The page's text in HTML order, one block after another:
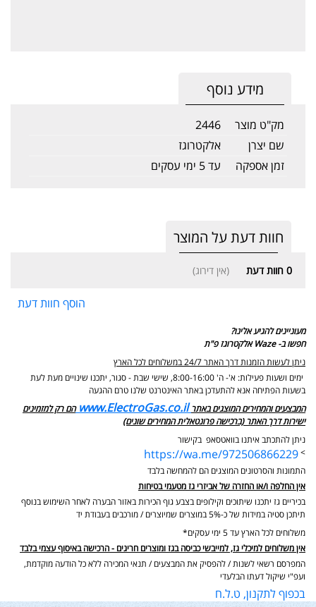
מידע נוסף
מק"ט מוצר
2446
שם יצרן
אלקטרוגז
זמן אספקה
עד 5 ימי עסקים
חוות דעת על המוצר
0 חוות דעת (אין דירוג)
הוסף חוות דעת
מעוניינים להגיע אלינו?
חפשו ב- Waze אלקטרוגז פ"ת
ניתן לעשות הזמנות דרך האתר 24/7 במשלוחים לכל הארץ
ימים ושעות פעילות: א'- ה' 8:00-16:00, שישי שבת - סגור,
יתכנו שינויים מעת לעת
בשעות הפתיחה אנא להתעדכן באתר האינטרנט שלנו טרם ההגעה
המבצעים והמחירים המוצגים באתר www.ElectroGas.co.il הם רק למזמינים
ישירות דרך האתר (ברכישה פרונטאלית המחירים שונים)
ניתן להתכתב איתנו בוואטסאפ בקישור
>
https://wa.me/972506866229
התמונות והסרטונים המוצגים הם להמחשה בלבד
אין החלפה ו/או החזרה של אביזרי גז מטעמי בטיחות
בכיריים גז יתכנו שיתוכים וקילופים בצבע גוף הכירות באזור הבערה לאחר השימוש בנוסף
תיתכן סטיה במידות של כ-5% במוצרים שמיוצרים / מורכבים בעבודת יד
משלוחים לכל הארץ עד 5 ימי עסקים*
אין משלוחים למיכלי גז, למייבשי כביסה בגז ומוצרים חריגים - הרכישה באיסוף עצמי בלבד
המפרסם רשאי לשנות / להפסיק את המבצעים / תנאי המכירה ללא כל הודעה מוקדמת,
ועפ"י שיקול דעתו הבלעדי
בכפוף לתקנון, ט.ל.ח